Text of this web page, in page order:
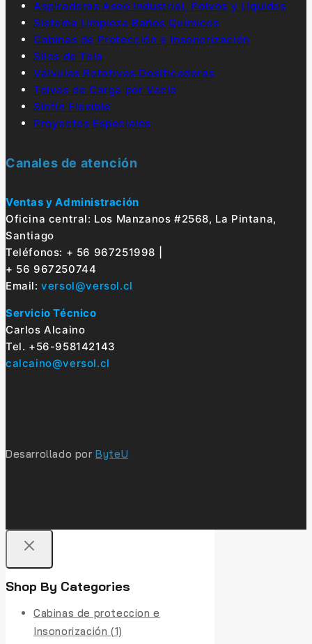
Aspiradoras Aseo Industrial, Polvos y Líquidos
Sistema Limpieza Baños Químicos
Cabinas de Protección e Insonorización
Silos de Tela
Válvulas Rotativas Dosificadoras
Tolvas de Carga por Vacío
Sinfín Flexible
Proyectos Especiales
Canales de atención
Ventas y Administración
Oficina central: Los Manzanos #2568, La Pintana,
Santiago
Teléfonos: + 56 967251998 |
+ 56 967250744
Email:versol@versol.cl
Servicio Técnico
Carlos Alcaino
Tel. +56-958142143
calcaino@versol.cl
Desarrollado porByteU
Shop By Categories
Cabinas de proteccion e
Insonorización (1)